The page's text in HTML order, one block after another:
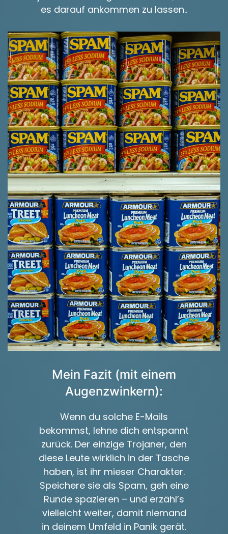
es darauf ankommen zu lassen..
Mein Fazit (mit einem
Augenzwinkern):
Wenn du solche E-Mails
bekommst, lehne dich entspannt
zurück. Der einzige Trojaner, den
diese Leute wirklich in der Tasche
haben, ist ihr mieser Charakter.
Speichere sie als Spam, geh eine
Runde spazieren – und erzähl’s
vielleicht weiter, damit niemand
in deinem Umfeld in Panik gerät.